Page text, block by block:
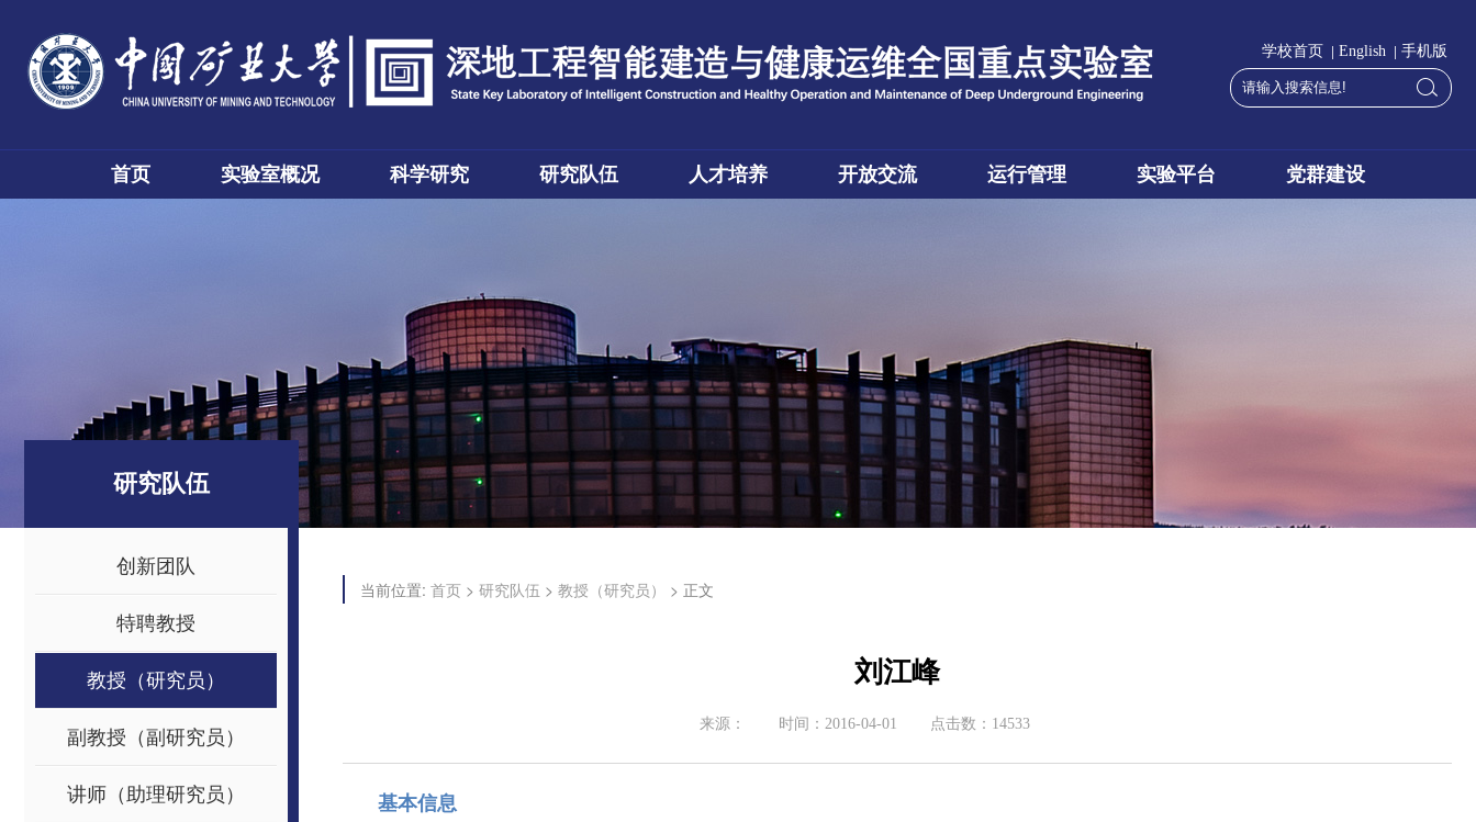
学校首页 | English | 手机版
首页 实验室概况 科学研究 研究队伍 人才培养 开放交流 运行管理 实验平台 党群建设
研究队伍
创新团队
特聘教授
教授（研究员）
副教授（副研究员）
讲师（助理研究员）
当前位置: 首页 > 研究队伍 > 教授（研究员） > 正文
刘江峰
来源： 时间： 2016-04-01 点击数： 14533
基本信息